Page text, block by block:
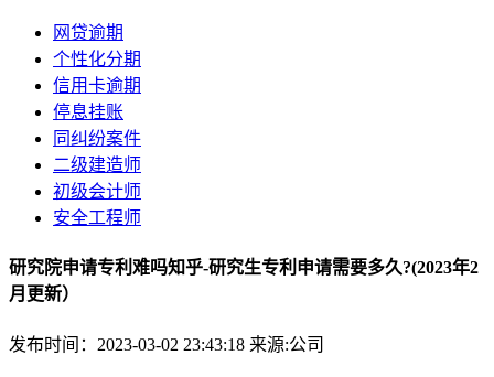
网贷逾期
个性化分期
信用卡逾期
停息挂账
同纠纷案件
二级建造师
初级会计师
安全工程师
研究院申请专利难吗知乎-研究生专利申请需要多久?(2023年2
月更新）
发布时间：2023-03-02 23:43:18 来源:公司